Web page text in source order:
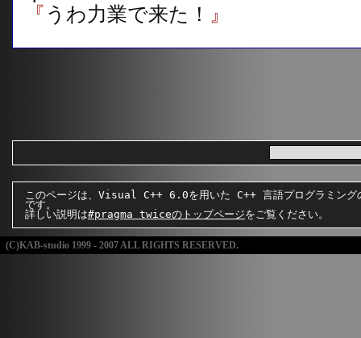
『 うわ力業で来た！ 』
このページは、Visual C++ 6.0を用いた C++ 言語プログラミング
です。
詳しい説明は#pragma twiceのトップページをご覧ください。
(C)KAB-studio 1999 - 2007 ALL RIGHTS RESERVED.